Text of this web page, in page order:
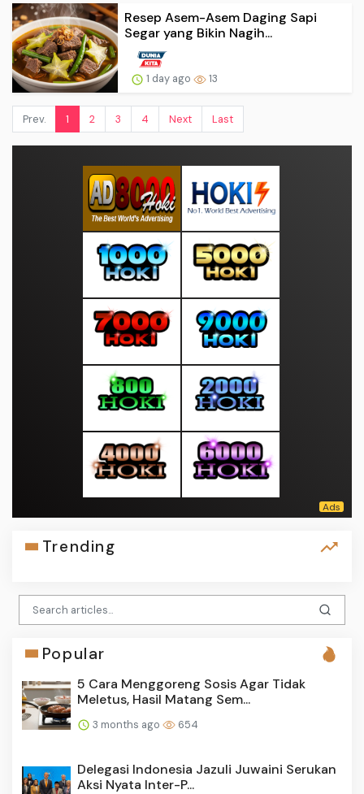
Resep Asem-Asem Daging Sapi
Segar yang Bikin Nagih...
1 day ago 13
Prev. 1 2 3 4 Next Last
Trending
Popular
5 Cara Menggoreng Sosis Agar Tidak
Meletus, Hasil Matang Sem...
3 months ago 654
Delegasi Indonesia Jazuli Juwaini Serukan
Aksi Nyata Inter-P...